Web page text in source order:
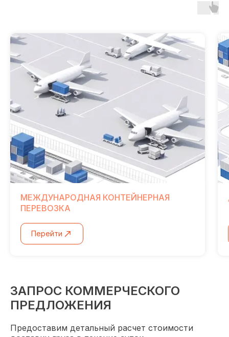
МЕЖДУНАРОДНАЯ КОНТЕЙНЕРНАЯ
ПЕРЕВОЗКА
Перейти
ЗАПРОС КОММЕРЧЕСКОГО
ПРЕДЛОЖЕНИЯ
Предоставим детальный расчет стоимости